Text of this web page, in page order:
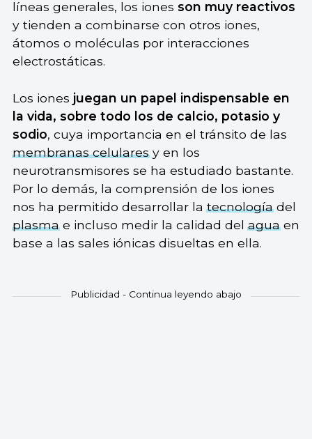
líneas generales, los iones son muy reactivos
y tienden a combinarse con otros iones,
átomos o moléculas por interacciones
electrostáticas.
Los iones juegan un papel indispensable en
la vida, sobre todo los de calcio, potasio y
sodio, cuya importancia en el tránsito de las
membranas celularesy en los
neurotransmisores se ha estudiado bastante.
Por lo demás, la comprensión de los iones
nos ha permitido desarrollar latecnologíadel
plasmae incluso medir la calidad delaguaen
base a las sales iónicas disueltas en ella.